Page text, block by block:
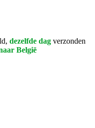
dezelfde dag verzonden
België